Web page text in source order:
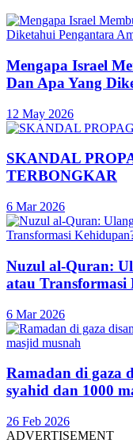
Mengapa Israel
Dan Apa Yang
12 May 2026
SKANDAL
TERBONGKAR
6 Mar 2026
Nuzul al-Quran:
atau Transformasi
6 Mar 2026
Ramadan di gaza
syahid dan 1000
26 Feb 2026
ADVERTISEMENT